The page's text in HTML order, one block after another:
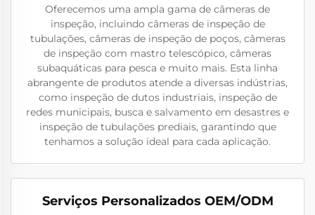
Oferecemos uma ampla gama de câmeras de
inspeção, incluindo câmeras de inspeção de
tubulações, câmeras de inspeção de poços, câmeras
de inspeção com mastro telescópico, câmeras
subaquáticas para pesca e muito mais. Esta linha
abrangente de produtos atende a diversas indústrias,
como inspeção de dutos industriais, inspeção de
redes municipais, busca e salvamento em desastres e
inspeção de tubulações prediais, garantindo que
tenhamos a solução ideal para cada aplicação.
Serviços Personalizados OEM/ODM